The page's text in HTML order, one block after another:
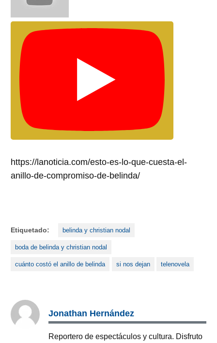
https://lanoticia.com/esto-es-lo-que-cuesta-el-
anillo-de-compromiso-de-belinda/
Etiquetado: belinda y christian nodal
boda de belinda y christian nodal
cuánto costó el anillo de belinda si nos dejan telenovela
Jonathan Hernández
Reportero de espectáculos y cultura. Disfruto